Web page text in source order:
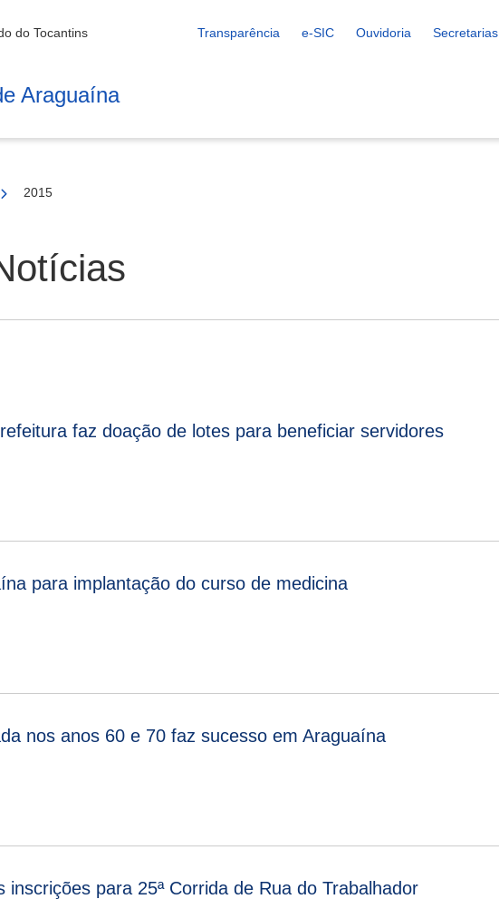
do Tocantins Transparência e-SIC Ouvidoria Secretarias
Araguaína
2015
faz doação de lotes para beneficiar servidores
para implantação do curso de medicina
nos anos 60 e 70 faz sucesso em Araguaína
inscrições para 25ª Corrida de Rua do Trabalhador